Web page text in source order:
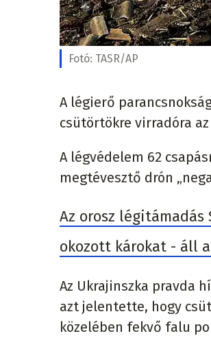
Fotó: TASR/AP
A légierő
csütörtökre virradóra
A légvédelem 62
megtévesztő drón
Az orosz légitámadás
okozott károkat - áll
Az Ukrajinszka pravda
azt jelentette, hogy
közelében fekvő falu